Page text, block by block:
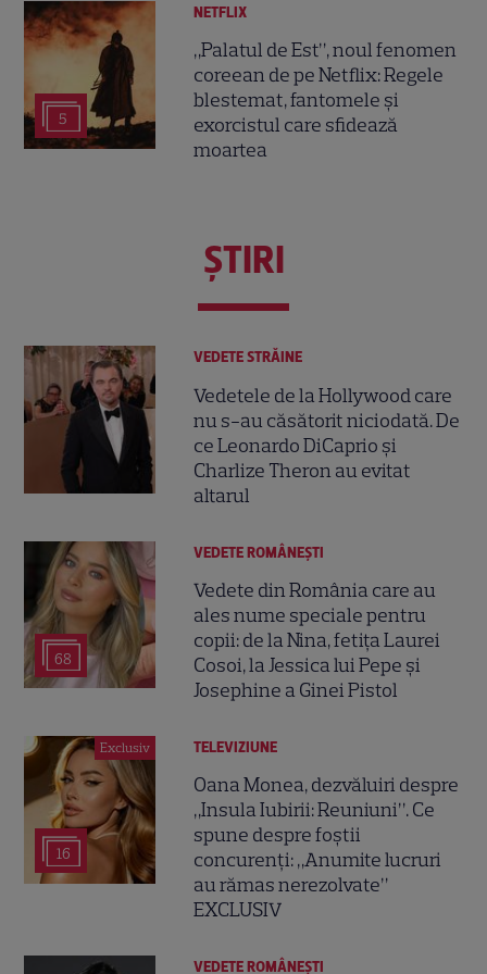
5
NETFLIX
„Palatul de Est”, noul fenomen
coreean de pe Netflix: Regele
blestemat, fantomele și
exorcistul care sfidează
moartea
ŞTIRI
VEDETE STRĂINE
Vedetele de la Hollywood care
nu s-au căsătorit niciodată. De
ce Leonardo DiCaprio și
Charlize Theron au evitat
altarul
68
VEDETE ROMÂNEŞTI
Vedete din România care au
ales nume speciale pentru
copii: de la Nina, fetița Laurei
Cosoi, la Jessica lui Pepe și
Josephine a Ginei Pistol
Exclusiv
16
TELEVIZIUNE
Oana Monea, dezvăluiri despre
„Insula Iubirii: Reuniuni”. Ce
spune despre foștii
concurenți: „Anumite lucruri
au rămas nerezolvate”
EXCLUSIV
VEDETE ROMÂNEŞTI